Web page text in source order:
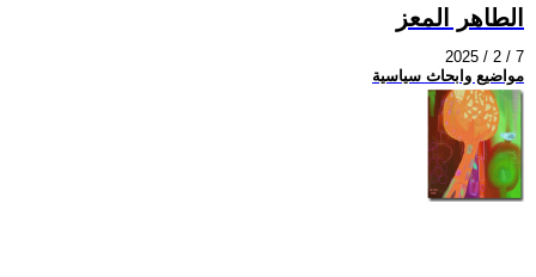
الطاهر المعز
2025 / 2 / 7
مواضيع وابحاث سياسية